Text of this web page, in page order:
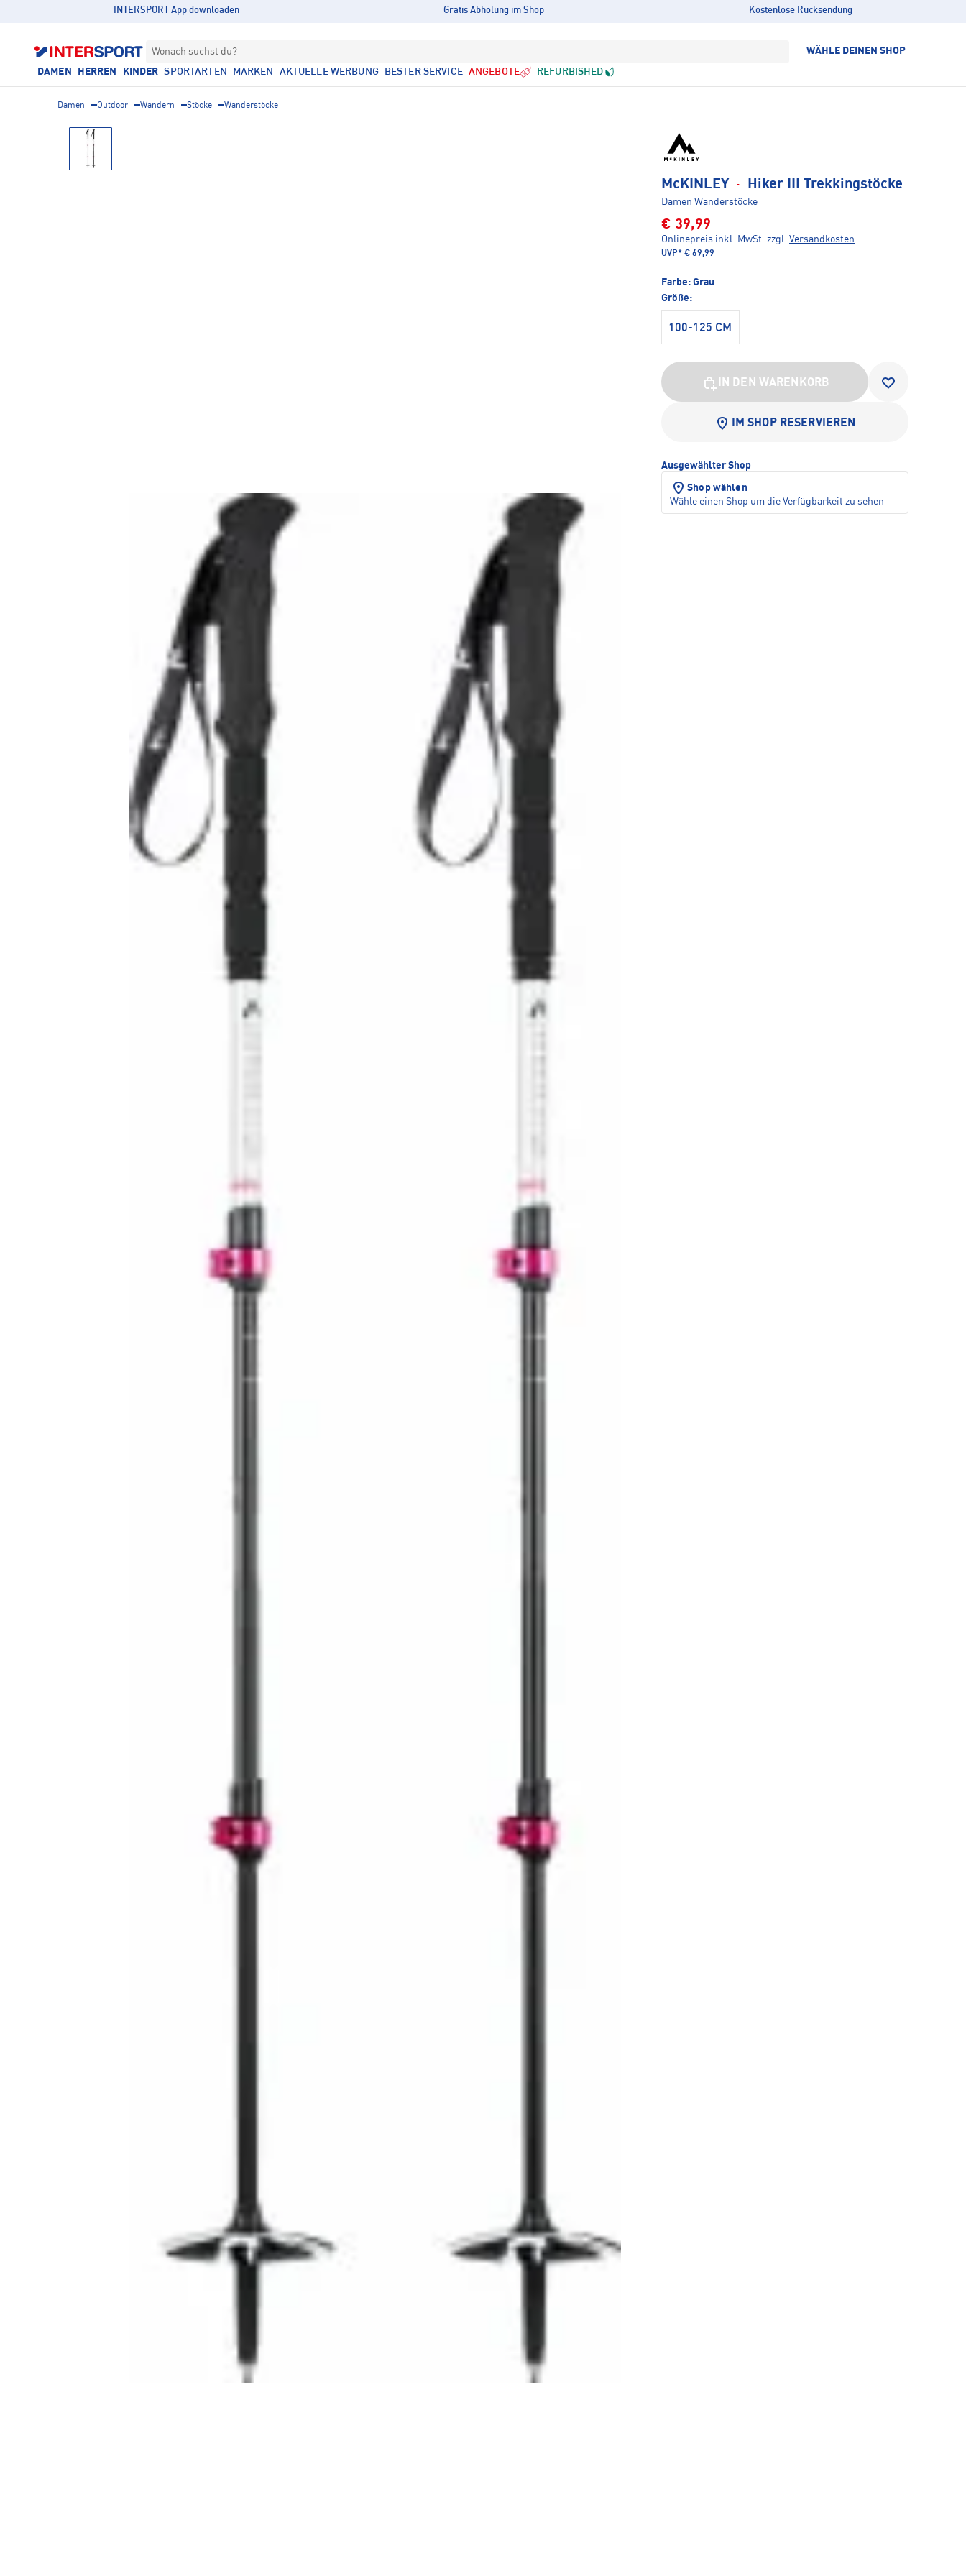
INTERSPORT App downloaden Gratis Abholung im Shop Kostenlose Rücksendung
Wonach suchst du? WÄHLE DEINEN SHOP
DAMEN HERREN KINDER SPORTARTEN MARKEN AKTUELLE WERBUNG BESTER SERVICE ANGEBOTE REFURBISHED
Damen Outdoor Wandern Stöcke Wanderstöcke
McKINLEY · Hiker III Trekkingstöcke
Damen Wanderstöcke
€ 39,99
Onlinepreis inkl. MwSt. zzgl. Versandkosten
UVP* € 69,99
Farbe: Grau
Größe:
100-125 CM
IN DEN WARENKORB
IM SHOP RESERVIEREN
Ausgewählter Shop
Shop wählen
Wähle einen Shop um die Verfügbarkeit zu sehen